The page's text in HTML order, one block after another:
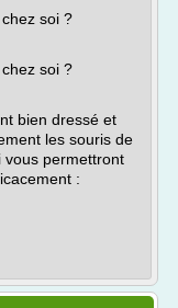
soi ?
soi ?
bien dressé et
les souris de
vous permettront
: